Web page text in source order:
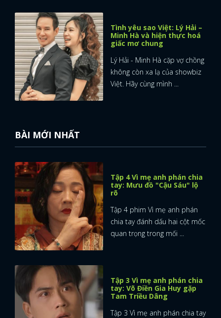
Tình yêu sao Việt: Lý Hải –
Minh Hà và hiện thực hoá
giấc mơ chung
Lý Hải - Minh Hà cặp vợ chồng
không còn xa lạ của showbiz
Việt. Hãy cùng mình ...
BÀI MỚI NHẤT
Tập 4 Vì mẹ anh phán chia
tay: Mưu đồ "Cậu Sáu" lộ
rõ
Tập 4 phim Vì mẹ anh phán
chia tay đánh dấu hai cột mốc
quan trọng trong mối ...
Tập 3 Vì mẹ anh phán chia
tay: Võ Điền Gia Huy gặp
Tam Triều Dâng
Tập 3 Vì mẹ anh phán chia tay